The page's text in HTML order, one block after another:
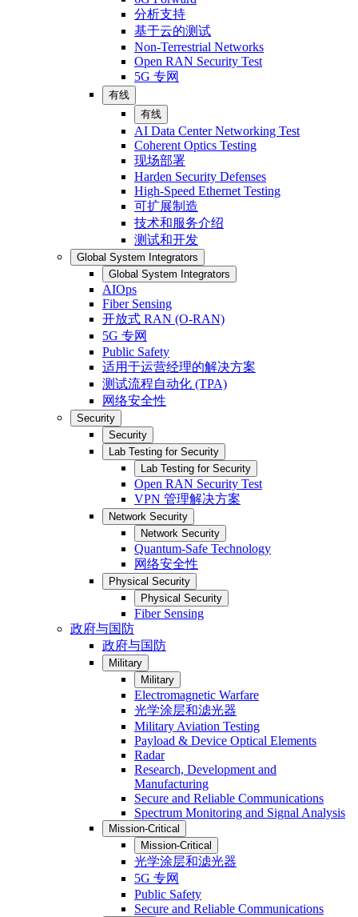
分析支持
基于云的测试
Non-Terrestrial Networks
Open RAN Security Test
5G 专网
有线
有线
AI Data Center Networking Test
Coherent Optics Testing
现场部署
Harden Security Defenses
High-Speed Ethernet Testing
可扩展制造
技术和服务介绍
测试和开发
Global System Integrators
Global System Integrators
AIOps
Fiber Sensing
开放式 RAN (O-RAN)
5G 专网
Public Safety
适用于运营经理的解决方案
测试流程自动化 (TPA)
网络安全性
Security
Security
Lab Testing for Security
Lab Testing for Security
Open RAN Security Test
VPN 管理解决方案
Network Security
Network Security
Quantum-Safe Technology
网络安全性
Physical Security
Physical Security
Fiber Sensing
政府与国防
政府与国防
Military
Military
Electromagnetic Warfare
光学涂层和滤光器
Military Aviation Testing
Payload & Device Optical Elements
Radar
Research, Development and
Manufacturing
Secure and Reliable Communications
Spectrum Monitoring and Signal Analysis
Mission-Critical
Mission-Critical
光学涂层和滤光器
5G 专网
Public Safety
Secure and Reliable Communications